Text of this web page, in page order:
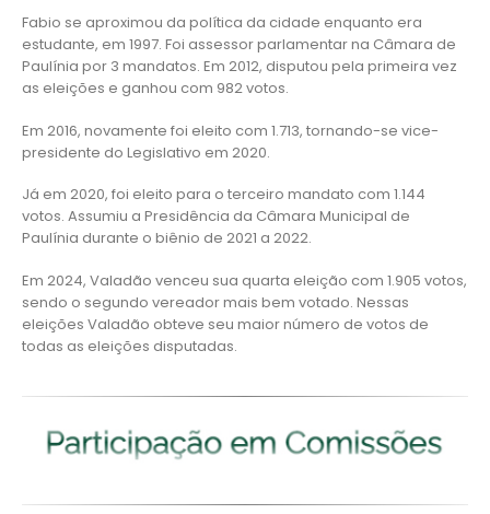
Fabio se aproximou da política da cidade enquanto era
estudante, em 1997. Foi assessor parlamentar na Câmara de
Paulínia por 3 mandatos. Em 2012, disputou pela primeira vez
as eleições e ganhou com 982 votos.
Em 2016, novamente foi eleito com 1.713, tornando-se vice-
presidente do Legislativo em 2020.
Já em 2020, foi eleito para o terceiro mandato com 1.144
votos. Assumiu a Presidência da Câmara Municipal de
Paulínia durante o biênio de 2021 a 2022.
Em 2024, Valadão venceu sua quarta eleição com 1.905 votos,
sendo o segundo vereador mais bem votado. Nessas
eleições Valadão obteve seu maior número de votos de
todas as eleições disputadas.